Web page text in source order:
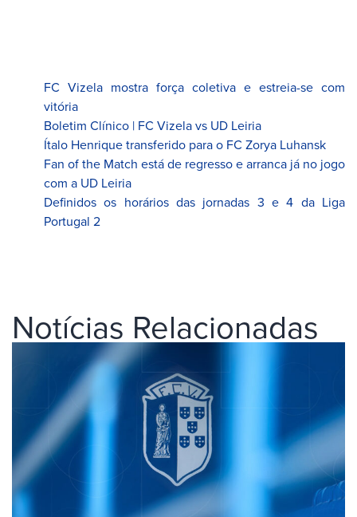
FC Vizela mostra força coletiva e estreia-se com
vitória
Boletim Clínico | FC Vizela vs UD Leiria
Ítalo Henrique transferido para o FC Zorya Luhansk
Fan of the Match está de regresso e arranca já no jogo
com a UD Leiria
Definidos os horários das jornadas 3 e 4 da Liga
Portugal 2
Notícias Relacionadas